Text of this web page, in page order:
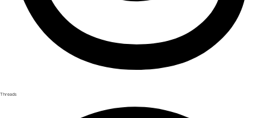
Threads